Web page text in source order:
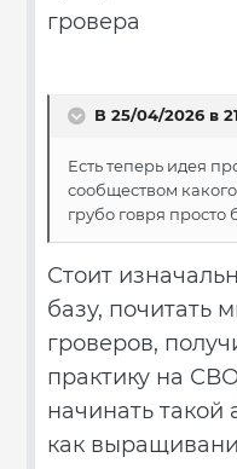
гровера
В 25/04/2026 в
Есть теперь идея
сообществом
грубо говря просто
Стоит
базу, почитать
гроверов,
практику на
начинать
как